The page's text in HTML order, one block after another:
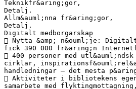
Teknikfr&aring;gor,
Detalj.
Allm&auml;nna fr&aring;gor,
Detalj.
Digitalt medborgarskap
 Nytta &amp; n&ouml;je: Digitalt
fick 390 000 fr&aring;n
 400 personer med
cirklar,
handledningar – det mesta
 Aktiviteter i bibliotekens
samarbete med